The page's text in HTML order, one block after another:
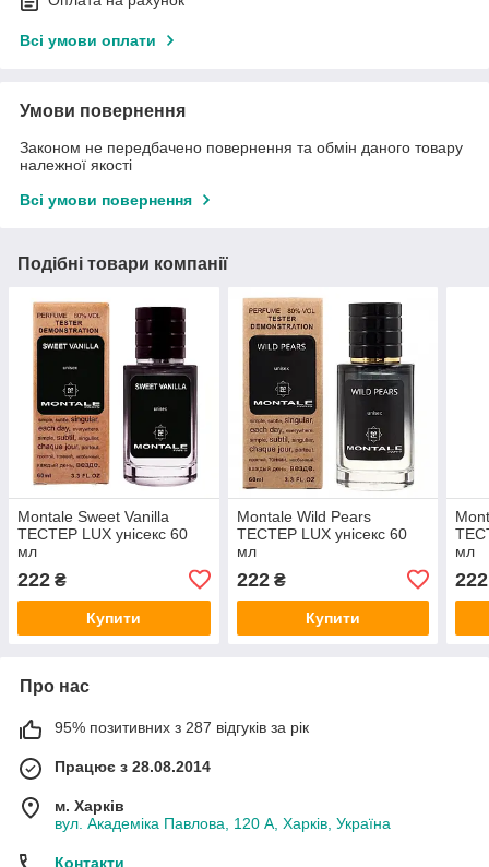
Всі умови оплати
Умови повернення
Законом не передбачено повернення та обмін даного товару
належної якості
Всі умови повернення
Подібні товари компанії
Montale Sweet Vanilla
ТЕСТЕР LUX унісекс 60
мл
222 ₴
Купити
Montale Wild Pears
ТЕСТЕР LUX унісекс 60
мл
222₴
Купити
мл
222
Про нас
95% позитивних з 287 відгуків за рік
Працює з 28.08.2014
м. Харків
вул. Академіка Павлова, 120 А, Харків, Україна
Контакти